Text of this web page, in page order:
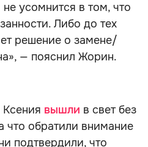
усомнится в том, что
Либо до тех
решение о замене/
— пояснил Жорин.
вышли в свет без
что обратили внимание
подтвердили, что